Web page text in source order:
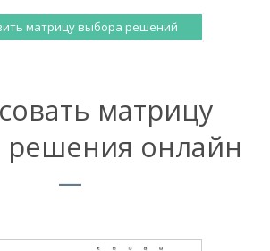
матрицу выбора решений
матрицу
решения онлайн